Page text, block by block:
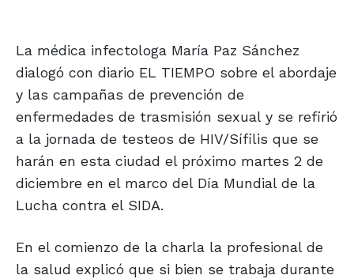
La médica infectologa María Paz Sánchez
dialogó con diario EL TIEMPO sobre el abordaje
y las campañas de prevención de
enfermedades de trasmisión sexual y se refirió
a la jornada de testeos de HIV/Sífilis que se
harán en esta ciudad el próximo martes 2 de
diciembre en el marco del Día Mundial de la
Lucha contra el SIDA.
En el comienzo de la charla la profesional de
la salud explicó que si bien se trabaja durante